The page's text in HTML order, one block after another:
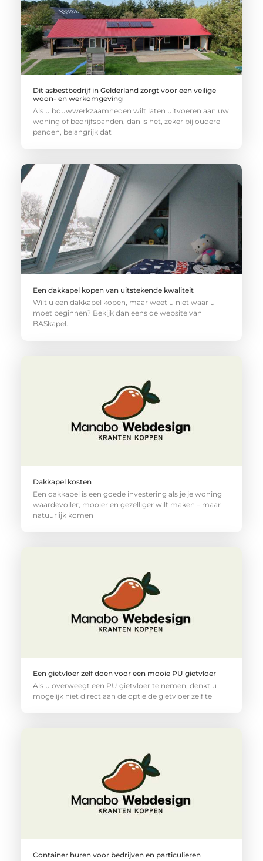
Dit asbestbedrijf in Gelderland zorgt voor een veilige
woon- en werkomgeving
Als u bouwwerkzaamheden wilt laten uitvoeren aan uw
woning of bedrijfspanden, dan is het, zeker bij oudere
panden, belangrijk dat
Een dakkapel kopen van uitstekende kwaliteit
Wilt u een dakkapel kopen, maar weet u niet waar u
moet beginnen? Bekijk dan eens de website van
BASkapel.
Dakkapel kosten
Een dakkapel is een goede investering als je je woning
waardevoller, mooier en gezelliger wilt maken – maar
natuurlijk komen
Een gietvloer zelf doen voor een mooie PU gietvloer
Als u overweegt een PU gietvloer te nemen, denkt u
mogelijk niet direct aan de optie de gietvloer zelf te
Container huren voor bedrijven en particulieren